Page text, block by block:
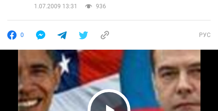
1.07.2009 13:31
936
0 РУС